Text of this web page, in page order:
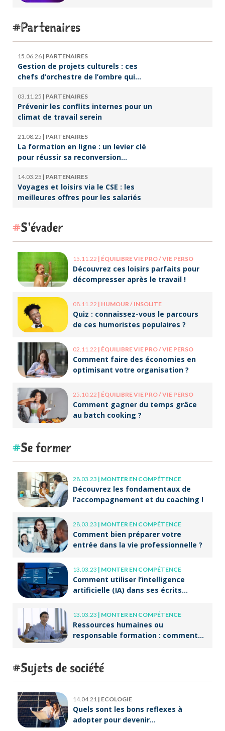
Partenaires
15.06.26 | PARTENAIRES
Gestion de projets culturels : ces
chefs d’orchestre de l’ombre qui
03.11.25 | PARTENAIRES
Prévenir les conflits internes pour un
climat de travail serein
21.08.25 | PARTENAIRES
La formation en ligne : un levier clé
pour réussir sa reconversion
14.03.25 | PARTENAIRES
Voyages et loisirs via le CSE : les
meilleures offres pour les salariés
S'évader
15.11.22 | ÉQUILIBRE VIE PRO / VIE PERSO
Découvrez ces loisirs parfaits pour
décompresser après le travail !
08.11.22 | HUMOUR / INSOLITE
Quiz : connaissez-vous le parcours
de ces humoristes populaires ?
02.11.22 | ÉQUILIBRE VIE PRO / VIE PERSO
Comment faire des économies en
optimisant votre organisation ?
25.10.22 | ÉQUILIBRE VIE PRO / VIE PERSO
Comment gagner du temps grâce
au batch cooking ?
Se former
28.03.23 | MONTER EN COMPÉTENCE
Découvrez les fondamentaux de
l’accompagnement et du coaching !
28.03.23 | MONTER EN COMPÉTENCE
Comment bien préparer votre
entrée dans la vie professionnelle ?
13.03.23 | MONTER EN COMPÉTENCE
Comment utiliser l’intelligence
artificielle (IA) dans ses écrits
13.03.23 | MONTER EN COMPÉTENCE
Ressources humaines ou
responsable formation : comment
Sujets de société
14.04.21 | ECOLOGIE
Quels sont les bons reflexes à
adopter pour devenir